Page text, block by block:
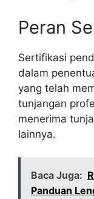
Peran
Sertifikasi
dalam
yang telah
tunjangan
menerima
lainnya.
Baca Juga:
Panduan